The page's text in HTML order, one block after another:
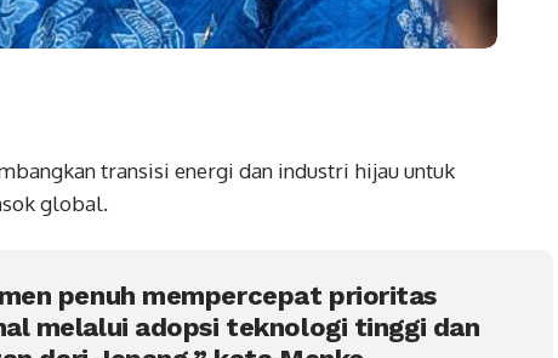
transisi energi dan industri hijau untuk
global.
penuh mempercepat prioritas
melalui adopsi teknologi tinggi dan